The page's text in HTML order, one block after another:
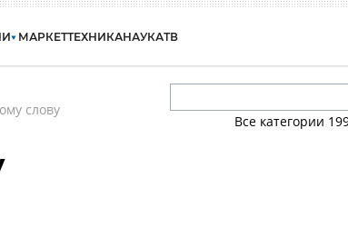
МАРКЕТТЕХНИКАНАУКАТВ
слову
Все категории